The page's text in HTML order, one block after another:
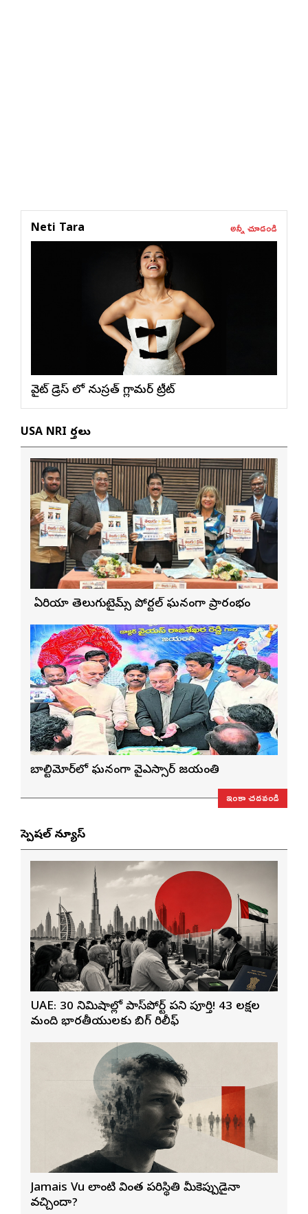
Neti Tara అన్నీ చూడండి
వైట్ డ్రెస్ లో నుస్ర‌త్ గ్లామ‌ర్ ట్రీట్
USA NRI వార్తలు
బే ఏరియా తెలుగుటైమ్స్ పోర్టల్ ఘనంగా ప్రారంభం
బాల్టిమోర్‌లో ఘనంగా వైఎస్సార్‌ జయంతి
ఇంకా చదవండి
స్పెషల్ న్యూస్
UAE: 30 నిమిషాల్లో పాస్‌పోర్ట్ పని పూర్తి! 43 లక్షల
మంది భారతీయులకు బిగ్ రిలీఫ్
Jamais Vu లాంటి వింత పరిస్థితి మీకెప్పుడైనా
వచ్చిందా?